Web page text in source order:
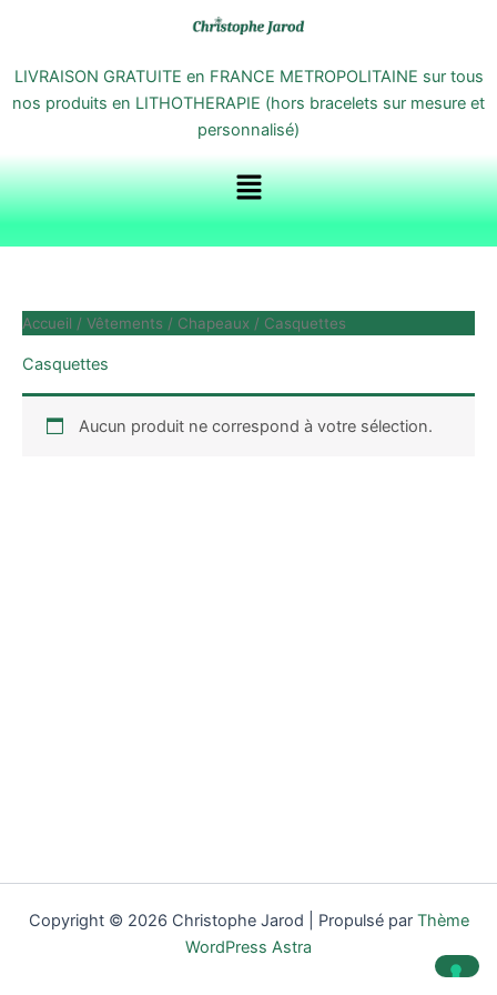
contenu
LIVRAISON GRATUITE en FRANCE METROPOLITAINE sur tous
nos produits en LITHOTHERAPIE (hors bracelets sur mesure et
personnalisé)
Menu
Accueil / Vêtements / Chapeaux / Casquettes
Casquettes
Aucun produit ne correspond à votre sélection.
Copyright © 2026 Christophe Jarod | Propulsé par Thème
WordPress Astra